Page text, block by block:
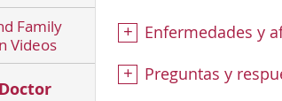
Family
Videos
Enfermedades y
Preguntas y